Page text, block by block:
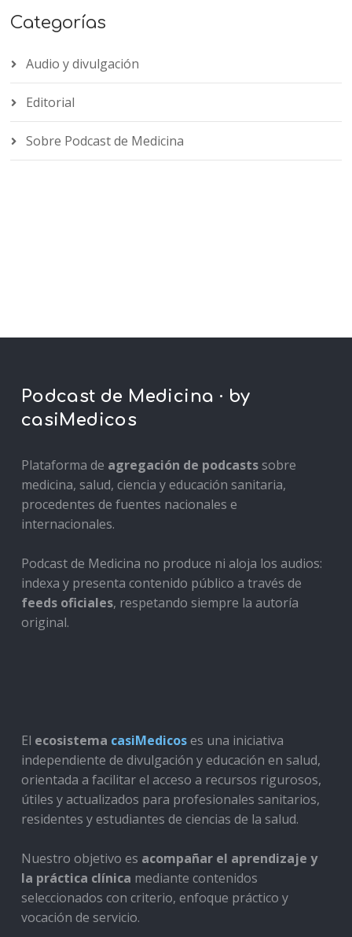
Categorías
Audio y divulgación
Editorial
Sobre Podcast de Medicina
Podcast de Medicina · by
casiMedicos
Plataforma de agregación de podcastssobre
medicina, salud, ciencia y educación sanitaria,
procedentes de fuentes nacionales e
internacionales.
Podcast de Medicina no produce ni aloja los audios:
indexa y presenta contenido público a través de
feeds oficiales, respetando siempre la autoría
original.
El ecosistema casiMedicoses una iniciativa
independiente de divulgación y educación en salud,
orientada a facilitar el acceso a recursos rigurosos,
útiles y actualizados para profesionales sanitarios,
residentes y estudiantes de ciencias de la salud.
Nuestro objetivo es acompañar el aprendizaje y
la práctica clínica mediante contenidos
seleccionados con criterio, enfoque práctico y
vocación de servicio.